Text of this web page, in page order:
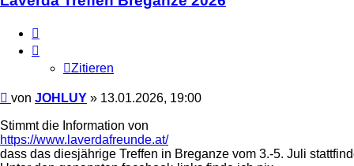
Zitieren
Beitrag
von JOHLUY » 13.01.2026, 19:00
Stimmt die Information von
https://www.laverdafreunde.at/
dass das diesjährige Treffen in Breganze vom 3.-5. Juli